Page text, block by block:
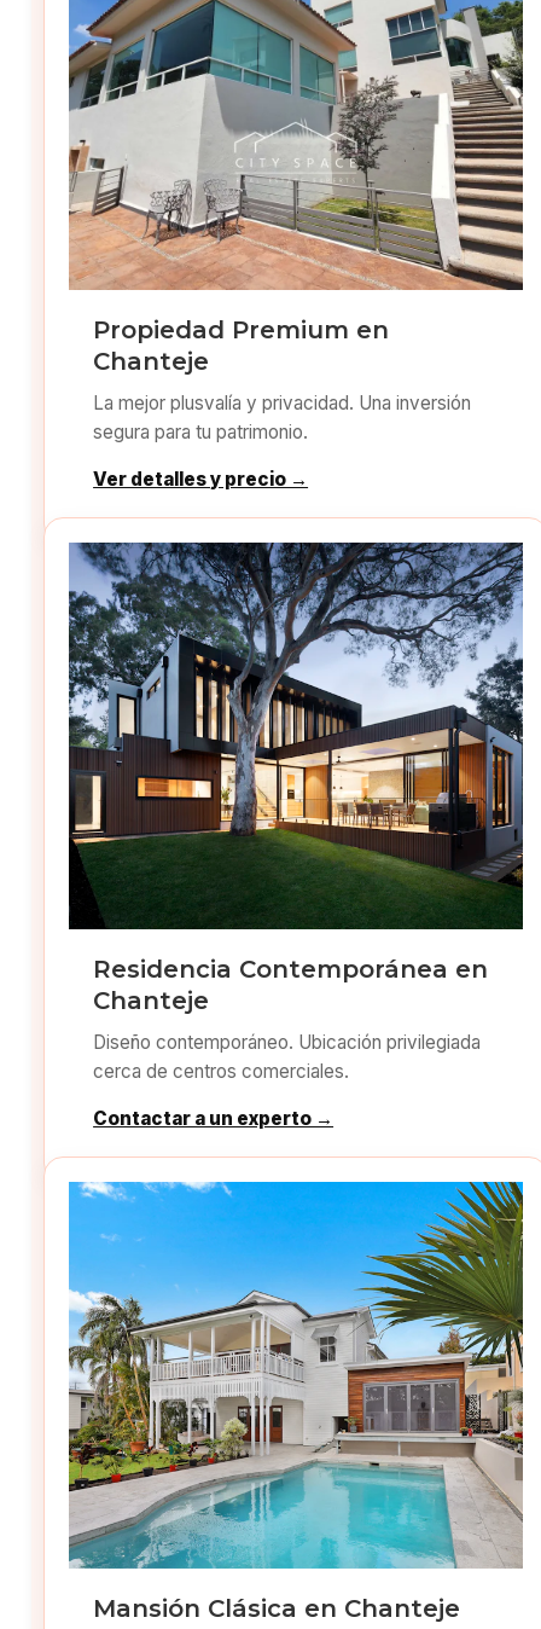
Propiedad Premium en
Chanteje
La mejor plusvalía y privacidad. Una inversión
segura para tu patrimonio.
Ver detalles y precio →
Residencia Contemporánea en
Chanteje
Diseño contemporáneo. Ubicación privilegiada
cerca de centros comerciales.
Contactar a un experto →
Mansión Clásica en Chanteje